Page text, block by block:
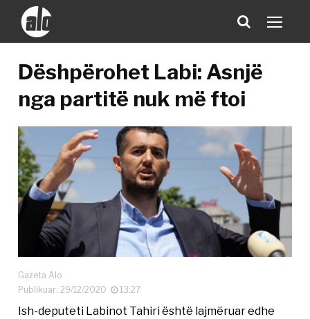
Dëshpërohet Labi: Asnjë
nga partitë nuk më ftoi
Gazeta Alo
Publikuar: 29/12/2020
13:27
Ish-deputeti Labinot Tahiri është lajmëruar edhe